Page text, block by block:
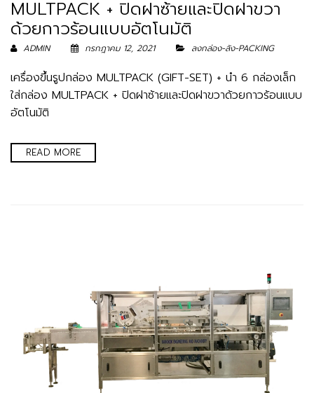
MULTPACK + ปิดฝาซ้ายและปิดฝาขวา
ด้วยกาวร้อนแบบอัตโนมัติ
ADMIN กรกฎาคม 12, 2021 ลงกล่อง-ลัง-PACKING
เครื่องขึ้นรูปกล่อง MULTPACK (GIFT-SET) + นำ 6 กล่องเล็ก
ใส่กล่อง MULTPACK + ปิดฝาซ้ายและปิดฝาขวาด้วยกาวร้อนแบบ
อัตโนมัติ
READ MORE